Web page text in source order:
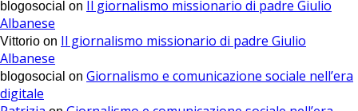
blogosocial on Il giornalismo missionario di padre Giulio
Albanese
Vittorio on Il giornalismo missionario di padre Giulio
Albanese
blogosocial on Giornalismo e comunicazione sociale nell’era
digitale